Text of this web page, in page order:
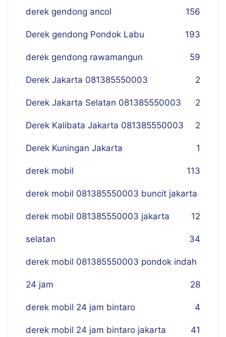
derek gendong ancol 156
Derek gendong Pondok Labu 193
derek gendong rawamangun 59
Derek Jakarta 081385550003 2
Derek Jakarta Selatan 081385550003 2
Derek Kalibata Jakarta 081385550003 2
Derek Kuningan Jakarta 1
derek mobil 113
derek mobil 081385550003 buncit jakarta
12
derek mobil 081385550003 jakarta
selatan 34
derek mobil 081385550003 pondok indah
24 jam 28
derek mobil 24 jam bintaro 4
derek mobil 24 jam bintaro jakarta 41